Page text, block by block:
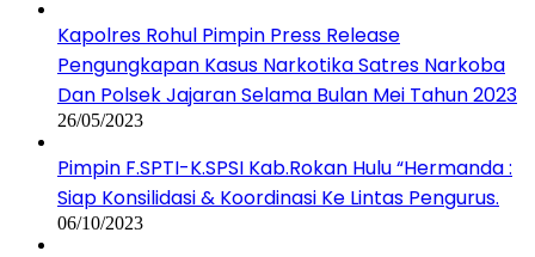
Kapolres Rohul Pimpin Press Release
Pengungkapan Kasus Narkotika Satres Narkoba
Dan Polsek Jajaran Selama Bulan Mei Tahun 2023
26/05/2023
Pimpin F.SPTI-K.SPSI Kab.Rokan Hulu “Hermanda :
Siap Konsilidasi & Koordinasi Ke Lintas Pengurus.
06/10/2023